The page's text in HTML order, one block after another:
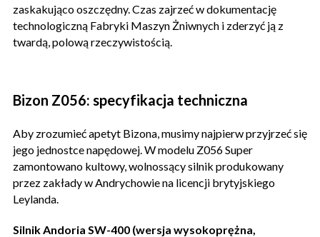
zaskakująco oszczędny. Czas zajrzeć w dokumentację
technologiczną Fabryki Maszyn Żniwnych i zderzyć ją z
twardą, polową rzeczywistością.
Bizon Z056: specyfikacja techniczna
Aby zrozumieć apetyt Bizona, musimy najpierw przyjrzeć się
jego jednostce napędowej. W modelu Z056 Super
zamontowano kultowy, wolnossący silnik produkowany
przez zakłady w Andrychowie na licencji brytyjskiego
Leylanda.
Silnik Andoria SW-400 (wersja wysokoprężna,